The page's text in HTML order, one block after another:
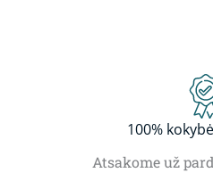
100%
Atsakome už